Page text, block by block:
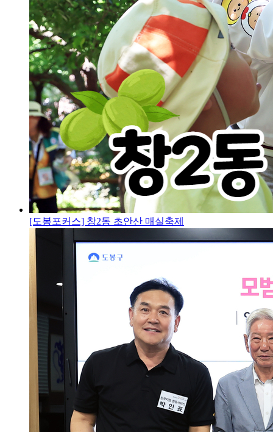
[도봉포커스] 창2동 초안산 매실축제